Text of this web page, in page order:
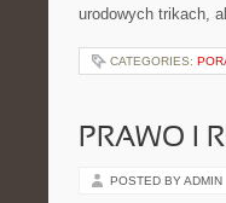
urodowych trikach,
CATEGORIES:
PRAWO I
POSTED BY ADMIN